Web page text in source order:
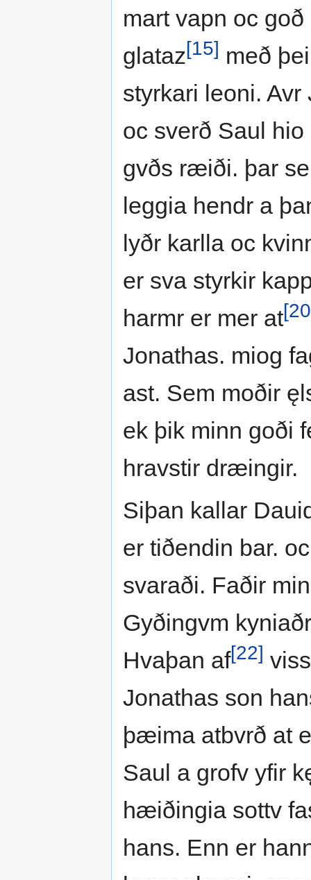
mart vapn oc
glataz[15] með
styrkari leoni.
oc sverð Saul
gvðs ræiði. þar
leggia hendr a
lyðr karlla oc
er sva styrkir
harmr er mer at
Jonathas. miog
ast. Sem moðir
ek þik minn goði
hravstir dræingir.
Siþan kallar
er tiðendin bar.
svaraði. Faðir
Gyðingvm
Hvaþan af[22]
Jonathas son
þæima atbvrð at
Saul a grofv yfir
hæiðingia sottv
hans. Enn er